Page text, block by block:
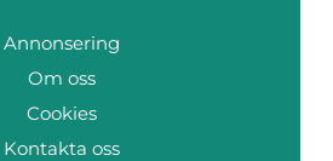
Annonsering
Om oss
Cookies
Kontakta oss